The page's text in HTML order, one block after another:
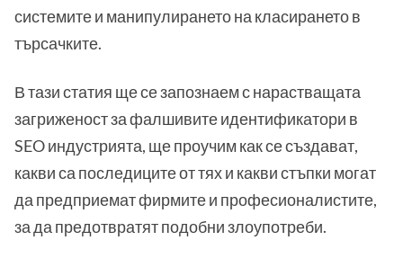
системите и манипулирането на класирането в
търсачките.
В тази статия ще се запознаем с нарастващата
загриженост за фалшивите идентификатори в
SEO индустрията, ще проучим как се създават,
какви са последиците от тях и какви стъпки могат
да предприемат фирмите и професионалистите,
за да предотвратят подобни злоупотреби.